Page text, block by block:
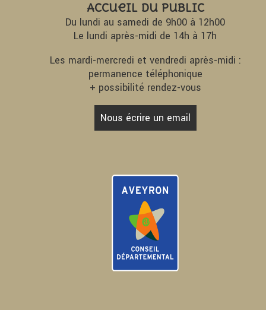
Accueil du Public
Du lundi au samedi de 9h00 à 12h00
Le lundi après-midi de 14h à 17h
Les mardi-mercredi et vendredi après-midi :
permanence téléphonique
+ possibilité rendez-vous
Nous écrire un email